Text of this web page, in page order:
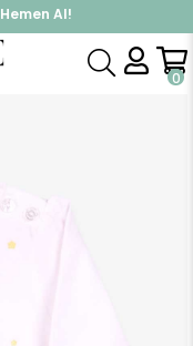
Üye Ol!
0
Elbise